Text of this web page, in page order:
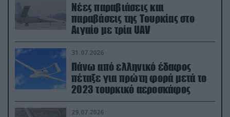
Νέες παραβιάσεις και
παραβάσεις της Τουρκίας στο
Αιγαίο με τρία UAV
31.07.2026
Πάνω από ελληνικό έδαφος
πέταξε για πρώτη φορά μετά το
2023 τουρκικό αεροσκάφος
29.07.2026